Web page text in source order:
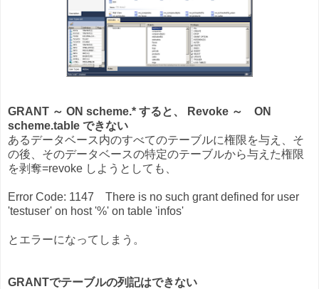
GRANT ～ ON scheme.* すると、 Revoke ～ ON
scheme.table できない
あるデータベース内のすべてのテーブルに権限を与え、そ
の後、そのデータベースの特定のテーブルから与えた権限
を剥奪=revoke しようとしても、
Error Code: 1147 There is no such grant defined for user
'testuser' on host '%' on table 'infos'
とエラーになってしまう。
GRANTでテーブルの列記はできない